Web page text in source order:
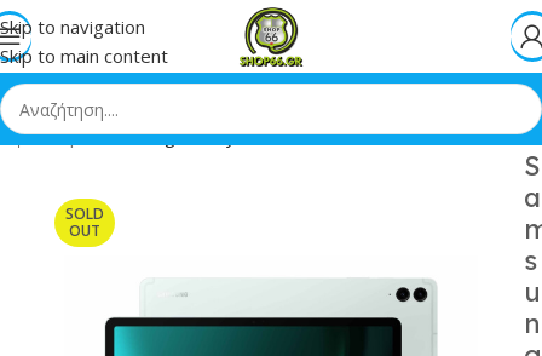
Skip to navigation
Skip to main content
»Shop»Samsung Galaxy Tab S9 FE 12.4 12GB/256GB Mint
SOLD
OUT
S
a
s
u
n